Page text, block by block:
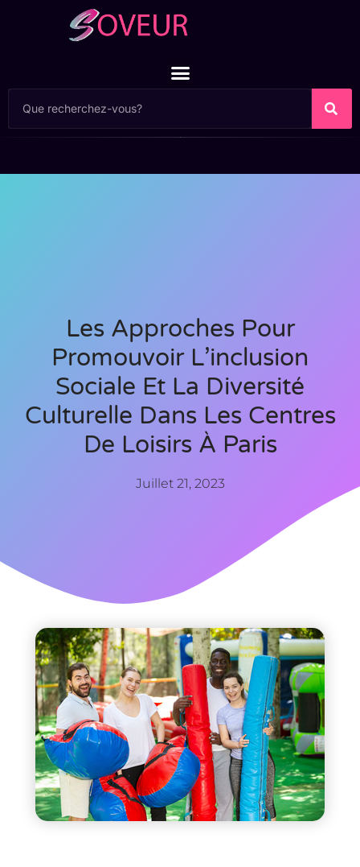
Les Approches Pour
Promouvoir L’inclusion
Sociale Et La Diversité
Culturelle Dans Les Centres
De Loisirs À Paris
Juillet 21, 2023